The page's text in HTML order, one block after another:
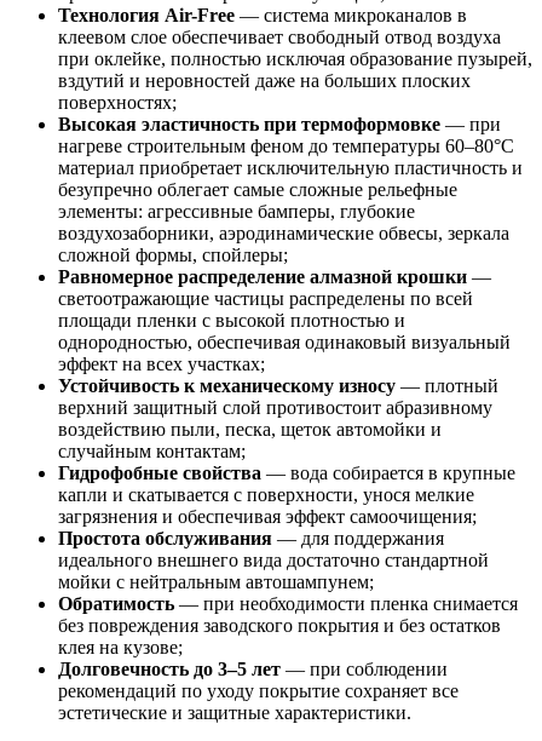
Технология Air-Free — система микроканалов в
клеевом слое обеспечивает свободный отвод воздуха
при оклейке, полностью исключая образование пузырей,
вздутий и неровностей даже на больших плоских
поверхностях;
Высокая эластичность при термоформовке — при
нагреве строительным феном до температуры 60–80°C
материал приобретает исключительную пластичность и
безупречно облегает самые сложные рельефные
элементы: агрессивные бамперы, глубокие
воздухозаборники, аэродинамические обвесы, зеркала
сложной формы, спойлеры;
Равномерное распределение алмазной крошки —
светоотражающие частицы распределены по всей
площади пленки с высокой плотностью и
однородностью, обеспечивая одинаковый визуальный
эффект на всех участках;
Устойчивость к механическому износу — плотный
верхний защитный слой противостоит абразивному
воздействию пыли, песка, щеток автомойки и
случайным контактам;
Гидрофобные свойства — вода собирается в крупные
капли и скатывается с поверхности, унося мелкие
загрязнения и обеспечивая эффект самоочищения;
Простота обслуживания — для поддержания
идеального внешнего вида достаточно стандартной
мойки с нейтральным автошампунем;
Обратимость — при необходимости пленка снимается
без повреждения заводского покрытия и без остатков
клея на кузове;
Долговечность до 3–5 лет — при соблюдении
рекомендаций по уходу покрытие сохраняет все
эстетические и защитные характеристики.